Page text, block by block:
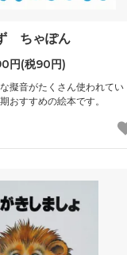
ちゃぽん
円(税90円)
擬音がたくさん使われてい
おすすめの絵本です。